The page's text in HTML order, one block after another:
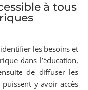
à tous
les besoins et
dans l’éducation,
de diffuser les
y avoir accès